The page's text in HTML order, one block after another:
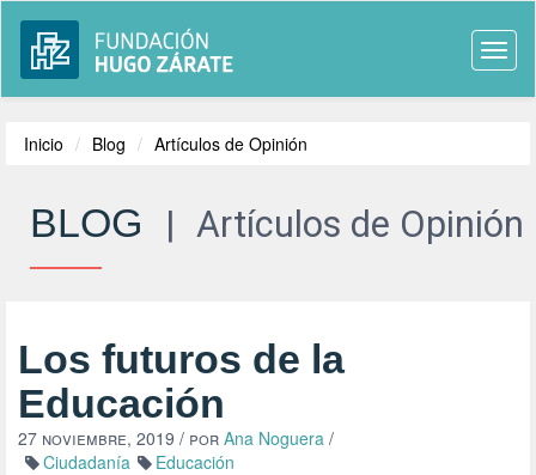
Inicio Blog Artículos de Opinión
BLOG | Artículos de Opinión
Los futuros de la
Educación
27 noviembre, 2019 / por Ana Noguera /
Ciudadanía
Educación